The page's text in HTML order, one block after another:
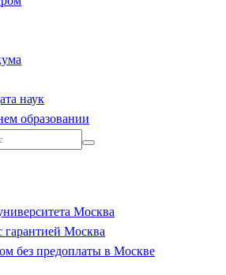
наук
образовании
Москва
Москва
без предоплаты в Москве